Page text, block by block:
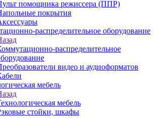
помощника режиссера (ППР)
покрытия
распределительное оборудование
распределительное
видео и аудиоформатов
мебель
мебель
стойки, шкафы